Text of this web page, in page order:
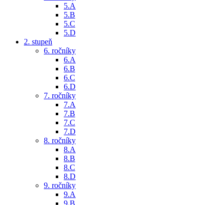
5.A
5.B
5.C
5.D
2. stupeň
6. ročníky
6.A
6.B
6.C
6.D
7. ročníky
7.A
7.B
7.C
7.D
8. ročníky
8.A
8.B
8.C
8.D
9. ročníky
9.A
9.B